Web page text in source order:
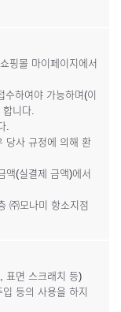
핑몰 마이페이지에서
하여야 가능하며(이
합니다.
.
당사 규정에 의해 환
액(실결제 금액)에서
㈜모나미 항소지점
표면 스크래치 등)
등의 사용을 하지